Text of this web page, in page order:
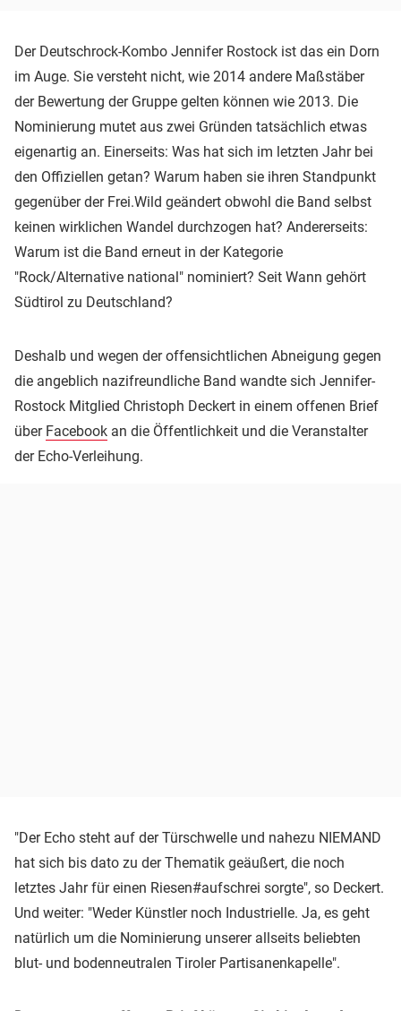
Der Deutschrock-Kombo Jennifer Rostock ist das ein Dorn
im Auge. Sie versteht nicht, wie 2014 andere Maßstäber
der Bewertung der Gruppe gelten können wie 2013. Die
Nominierung mutet aus zwei Gründen tatsächlich etwas
eigenartig an. Einerseits: Was hat sich im letzten Jahr bei
den Offiziellen getan? Warum haben sie ihren Standpunkt
gegenüber der Frei.Wild geändert obwohl die Band selbst
keinen wirklichen Wandel durchzogen hat? Andererseits:
Warum ist die Band erneut in der Kategorie
"Rock/Alternative national" nominiert? Seit Wann gehört
Südtirol zu Deutschland?
Deshalb und wegen der offensichtlichen Abneigung gegen
die angeblich nazifreundliche Band wandte sich Jennifer-
Rostock Mitglied Christoph Deckert in einem offenen Brief
über Facebook an die Öffentlichkeit und die Veranstalter
der Echo-Verleihung.
"Der Echo steht auf der Türschwelle und nahezu NIEMAND
hat sich bis dato zu der Thematik geäußert, die noch
letztes Jahr für einen Riesen#aufschrei sorgte", so Deckert.
Und weiter: "Weder Künstler noch Industrielle. Ja, es geht
natürlich um die Nominierung unserer allseits beliebten
blut- und bodenneutralen Tiroler Partisanenkapelle".